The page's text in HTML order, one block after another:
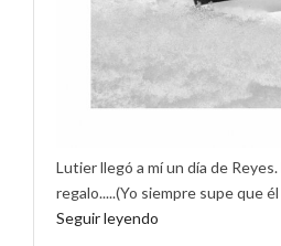
Lutier llegó a mí un día de
regalo.....(Yo siempre supe que él
Seguir leyendo